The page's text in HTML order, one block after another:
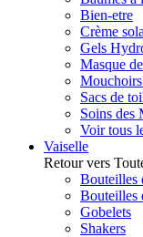
Bien-etre
Crème
Gels
Masque
Sacs de
Soins des
Voir tous
Vaiselle
Retour vers
Bouteilles
Bouteilles
Gobelets
Shakers